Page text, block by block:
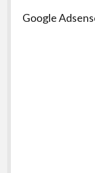
Google